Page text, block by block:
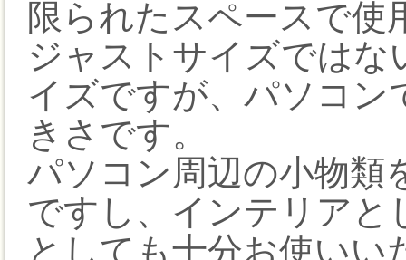
限られたスペースで
ジャストサイズでは
イズですが、パソコン
きさです。
パソコン周辺の小物類
ですし、インテリアと
としても十分お使いい